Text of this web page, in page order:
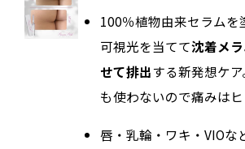
100％植物由来セラムを
可視光を当てて沈着メ
せて排出する新発想ケ
も使わないので痛みはヒ
唇・乳輪・ワキ・VIOな